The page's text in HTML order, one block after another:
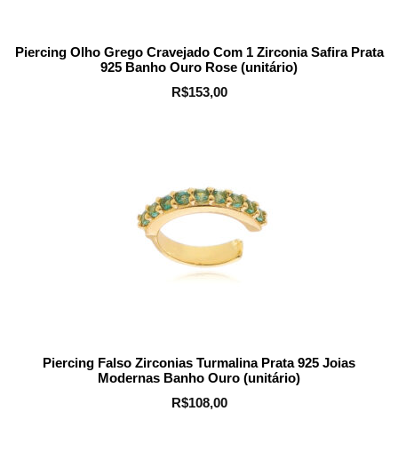
Piercing Olho Grego Cravejado Com 1 Zirconia Safira Prata
925 Banho Ouro Rose (unitário)
R$153,00
Piercing Falso Zirconias Turmalina Prata 925 Joias
Modernas Banho Ouro (unitário)
R$108,00